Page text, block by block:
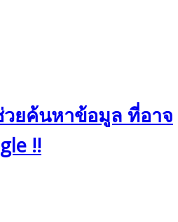
วยค้นหาข้อมูล ที่อาจ
!!